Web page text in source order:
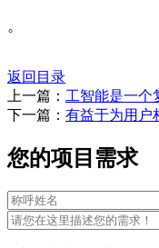
。
返回目录
上一篇： 工智能是一个
下一篇： 有益于为用户
您的项目需求